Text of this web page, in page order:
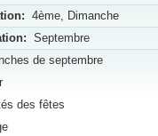
4ème, Dimanche
Septembre
de septembre
des fêtes